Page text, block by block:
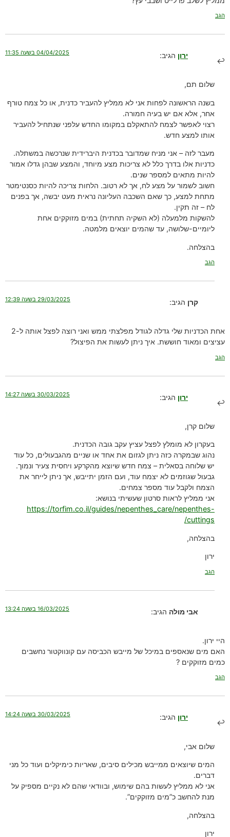
הגב
ירון הגיב: 04/04/2025 בשעה 11:35
שלום תם,
בשנה הראשונה לפחות אני לא ממליץ להעביר כדנית, או כל צמח טורף
אחר, אלא אם יש בעיה חמורה.
רצוי לאפשר לצמח להתאקלם במקומו החדש עלפני שנתחיל להעביר
אותו למצע חדש.
מעבר לזה – אני מניח שמדובר בכדנית היברידית שנרכשה במשתלה.
כדניות אלו בדרך כלל לא צריכות מצע מיוחד, והמצע שבהן גדלו אמור
להיות מתאים למספר שנים.
חשוב לשמור על מצע לח, אך לא רטוב. הלחות צריכה להיות כסנטימטר
מתחת למצע, כך שאם השכבה העליונה נראית מעט יבשה, אך בפנים
לח – זה תקין.
להשקות מלמעלה (לא השקיה תחתית) במים מזוקקים אחת
ליומיים-שלושה, עד שהמים יוצאים מלמטה.
בהצלחה.
הגב
קרן הגיב: 29/03/2025 בשעה 12:39
אחת הכדניות שלי גדלה לגודל מפלצתי ממש ואני רוצה לפצל אותה ל-2
עציצים ומאוד חוששת. איך ניתן לעשות את הפיצול?
הגב
ירון הגיב: 30/03/2025 בשעה 14:27
שלום קרן,
בעקרון לא מומלץ לפצל עציץ עקב גובה הכדנית.
נהוג שבמקרה כזה ניתן לגזום את אחד או שניים מהגבעולים, כל עוד
יש שלוחה בסאלית – צמח חדש שיוצא מהקרקע ויחסית צעיר ונמוך.
גבעול שגוזמים לא יצמח עוד, ועם הזמן יתייבש, אך ניתן לייחר את
הצמח ולקבל עוד מספר צמחים.
אני ממליץ לראות סרטון שעשיתי בנושא:
https://torfim.co.il/guides/nepenthes_care/nepenthes-
cuttings/
בהצלחה,
ירון
הגב
אבי מולה הגיב: 16/03/2025 בשעה 13:24
היי ירון.
האם מים שנאספים במיכל של מייבש הכביסה עם קונווקטור נחשבים
כמים מזוקקים ?
הגב
ירון הגיב: 30/03/2025 בשעה 14:24
שלום אבי,
המים שיוצאים ממייבש מכילים סיבים, שאריות כימיקלים ועוד כל מני
דברים.
אני לא ממליץ לעשות בהם שימוש, ובוודאי שהם לא נקיים מספיק על
מנת להחשב כ”מים מזוקקים”.
בהצלחה,
ירון